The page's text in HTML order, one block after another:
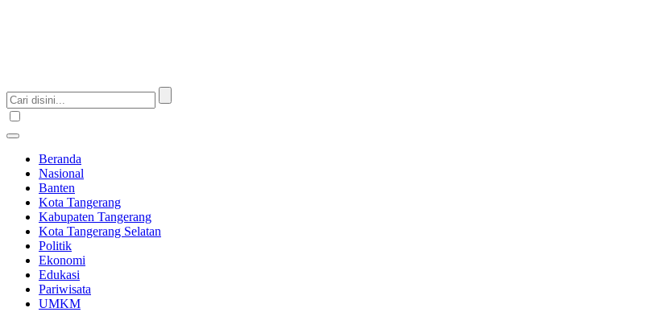
Beranda
Nasional
Banten
Kota Tangerang
Kabupaten Tangerang
Kota Tangerang Selatan
Politik
Ekonomi
Edukasi
Pariwisata
UMKM